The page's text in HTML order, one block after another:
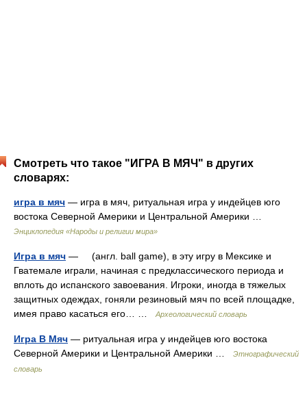
Смотреть что такое "ИГРА В МЯЧ" в других
словарях:
игра в мяч — игра в мяч, ритуальная игра у индейцев юго
востока Северной Америки и Центральной Америки …
Энциклопедия «Народы и религии мира»
Игра в мяч — (англ. ball game), в эту игру в Мексике и
Гватемале играли, начиная с предклассического периода и
вплоть до испанского завоевания. Игроки, иногда в тяжелых
защитных одеждах, гоняли резиновый мяч по всей площадке,
имея право касаться его… …
Археологический словарь
Игра В Мяч — ритуальная игра у индейцев юго востока
Северной Америки и Центральной Америки …
Этнографический
словарь